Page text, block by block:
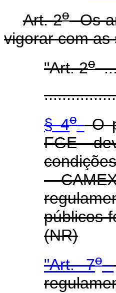
Art. 2oOs
vigorar com as
"Art. 2o
§ 4o O
FGE
-
públicos
(NR)
"Art. 7o